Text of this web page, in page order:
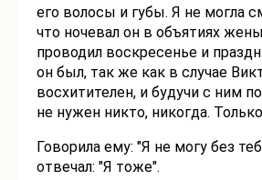
его волосы и губы. Я не могла
что ночевал он в объятиях
проводил воскресенье и
он был, так же как в случае
восхитителен, и будучи с ним
не нужен никто, никогда.
Говорила ему: "Я не могу без
отвечал: "Я тоже".